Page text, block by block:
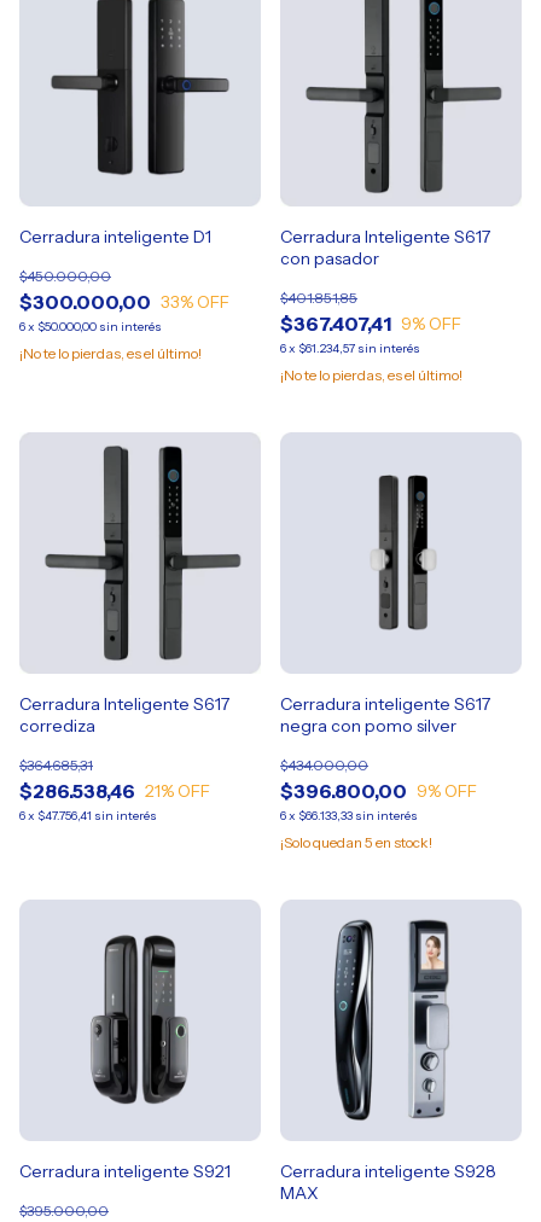
Cerradura inteligente D1
$300.000,00
$450.000,00
33% OFF
6x $50.000,00 sin interés
¡No te lo pierdas, es el último!
Cerradura Inteligente S617
con pasador
$367.407,41
$401.851,85
9% OFF
6x $61.234,57 sin interés
¡No te lo pierdas, es el último!
Cerradura Inteligente S617
corrediza
$286.538,46
$364.685,31
21% OFF
6x $47.756,41 sin interés
Cerradura inteligente S617
negra con pomo silver
$396.800,00
$434.000,00
9% OFF
6x $66.133,33 sin interés
¡Solo quedan 5 en stock!
Cerradura inteligente S921
$395.000,00
Cerradura inteligente S928
MAX